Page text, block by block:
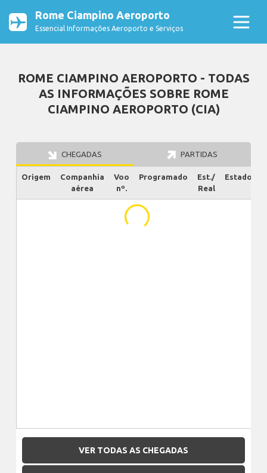
Rome Ciampino Aeroporto
Essencial Informações Aeroporto e Serviços
ROME CIAMPINO AEROPORTO - TODAS
AS INFORMAÇÕES SOBRE ROME
CIAMPINO AEROPORTO (CIA)
CHEGADAS PARTIDAS
Origem
Companhia
aérea
Voo
nº.
Programado
Est./
Real
Estado
...
VER TODAS AS CHEGADAS